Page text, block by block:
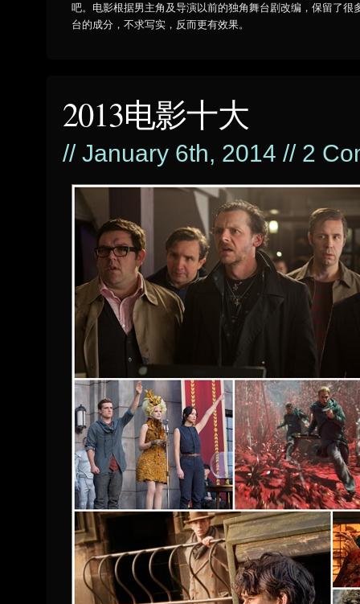
吧。电影根据男主角及导演以前的独角舞台剧改编，保留了很
台的成分，不求写实，反而更有效果。
2013电影十大
// January 6th, 2014 // 2